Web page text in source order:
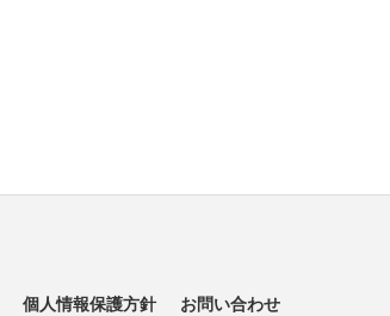
個人情報保護方針 お問い合わせ